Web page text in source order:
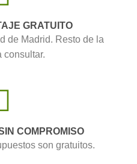
GRATUITO
de Madrid. Resto de la
consultar.
COMPROMISO
son gratuitos.